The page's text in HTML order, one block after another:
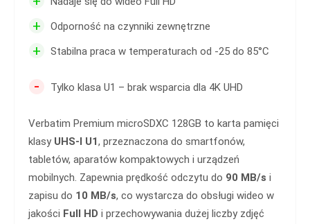
+ Odporność na czynniki zewnętrzne
+ Stabilna praca w temperaturach od -25 do 85°C
- Tylko klasa U1 – brak wsparcia dla 4K UHD
Verbatim Premium microSDXC 128GB to karta pamięci
klasy UHS-I U1, przeznaczona do smartfonów,
tabletów, aparatów kompaktowych i urządzeń
mobilnych. Zapewnia prędkość odczytu do 90 MB/s i
zapisu do 10 MB/s, co wystarcza do obsługi wideo w
jakości Full HD i przechowywania dużej liczby zdjęć